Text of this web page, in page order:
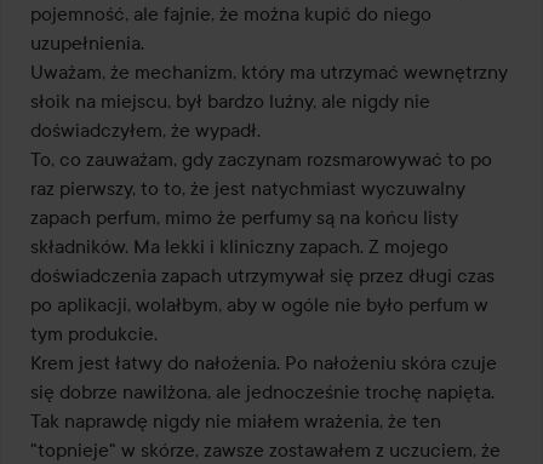
pojemność, ale fajnie, że można kupić do niego
uzupełnienia.
Uważam, że mechanizm, który ma utrzymać wewnętrzny
słoik na miejscu, był bardzo luźny, ale nigdy nie
doświadczyłem, że wypadł.
To, co zauważam, gdy zaczynam rozsmarowywać to po
raz pierwszy, to to, że jest natychmiast wyczuwalny
zapach perfum, mimo że perfumy są na końcu listy
składników. Ma lekki i kliniczny zapach. Z mojego
doświadczenia zapach utrzymywał się przez długi czas
po aplikacji, wolałbym, aby w ogóle nie było perfum w
tym produkcie.
Krem jest łatwy do nałożenia. Po nałożeniu skóra czuje
się dobrze nawilżona, ale jednocześnie trochę napięta.
Tak naprawdę nigdy nie miałem wrażenia, że ten
"topnieje" w skórze, zawsze zostawałem z uczuciem, że